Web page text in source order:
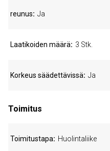
reunus Ja
Laatikoiden määrä 3 Stk.
Korkeus säädettävissä Ja
Toimitus
Toimitustapa Huolintaliike